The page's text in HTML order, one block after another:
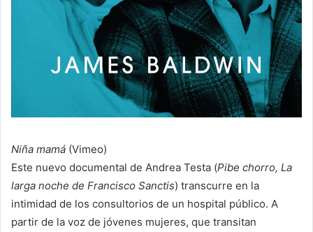
Niña mamá (Vimeo)
Este nuevo documental de Andrea Testa (Pibe chorro, La
larga noche de Francisco Sanctis) transcurre en la
intimidad de los consultorios de un hospital público. A
partir de la voz de jóvenes mujeres, que transitan